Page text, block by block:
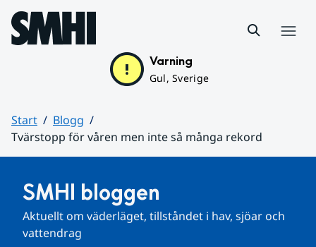
Hoppa till sidans innehåll
Varning
Gul, Sverige
Start
Blogg
Tvärstopp för våren men inte så många rekord
SMHI bloggen
Aktuellt om väderläget, tillståndet i hav, sjöar och
vattendrag